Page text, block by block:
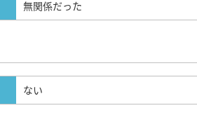
無関係だった
ない